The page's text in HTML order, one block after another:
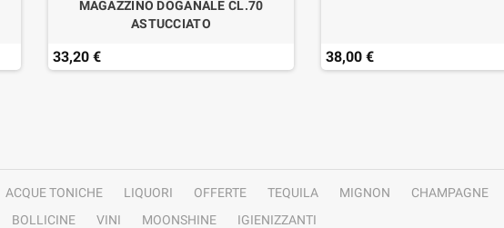
MAGAZZINO DOGANALE CL.70
ASTUCCIATO
33,20 € 38,00 €
ACQUE TONICHE LIQUORI OFFERTE TEQUILA MIGNON CHAMPAGNE
BOLLICINE VINI MOONSHINE IGIENIZZANTI